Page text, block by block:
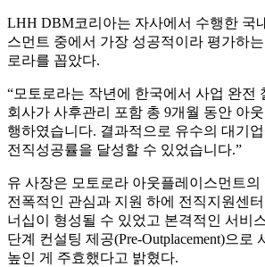
LHH DBM코리아는 자사에서 수행한 국
스먼트 중에서 가장 성공적이라 평가하
로라를 꼽았다.
“모토로라는 작년에 한국에서 사업 완전
회사가 사후관리 포함 총 9개월 동안 아
행하였습니다. 결과적으로 유수의 대기
전직성공률을 달성할 수 있었습니다.”
유 사장은 모토로라 아웃플레이스먼트의
전폭적인 관심과 지원 하에 전직지원센
너십이 형성될 수 있었고 본격적인 서비
단계 컨설팅 제공(Pre-Outplacement)으로
높인 게 주효했다고 밝혔다.